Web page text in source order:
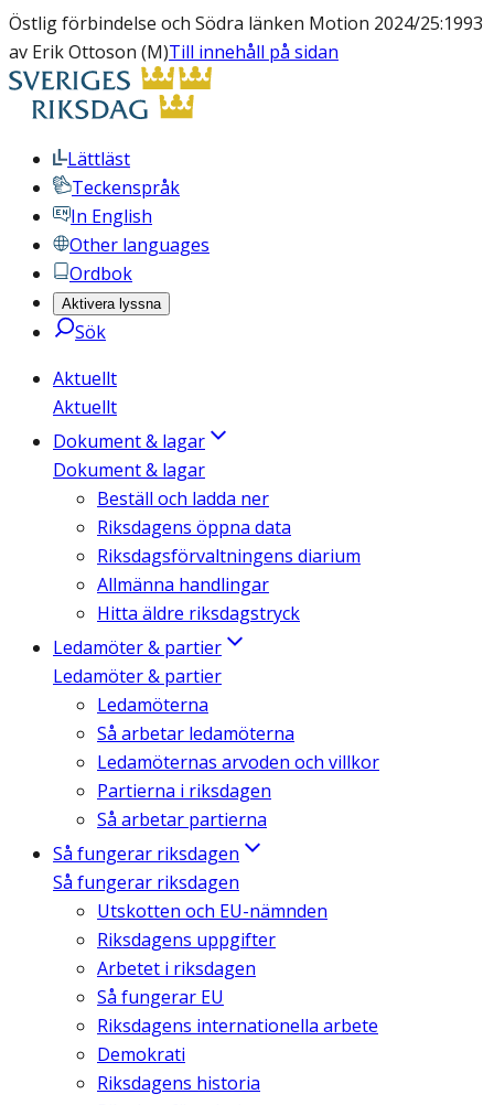
Östlig förbindelse och Södra länken Motion 2024/25:1993
av Erik Ottoson (M)Till innehåll på sidan
Lättläst
Teckenspråk
In English
Other languages
Ordbok
Aktivera lyssna
Sök
Aktuellt
Aktuellt
Dokument & lagar
Dokument & lagar
Beställ och ladda ner
Riksdagens öppna data
Riksdagsförvaltningens diarium
Allmänna handlingar
Hitta äldre riksdagstryck
Ledamöter & partier
Ledamöter & partier
Ledamöterna
Så arbetar ledamöterna
Ledamöternas arvoden och villkor
Partierna i riksdagen
Så arbetar partierna
Så fungerar riksdagen
Så fungerar riksdagen
Utskotten och EU-nämnden
Riksdagens uppgifter
Arbetet i riksdagen
Så fungerar EU
Riksdagens internationella arbete
Demokrati
Riksdagens historia